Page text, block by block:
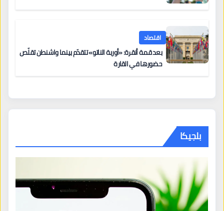
اقتصاد
بعد قمة أنقرة: «أوربة الناتو» تتقدّم بينما واشنطن تقلّص
حضورها في القارة
بلجيكا